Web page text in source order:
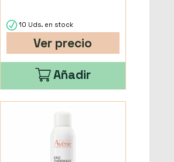
10 Uds. en stock
Ver precio
Añadir